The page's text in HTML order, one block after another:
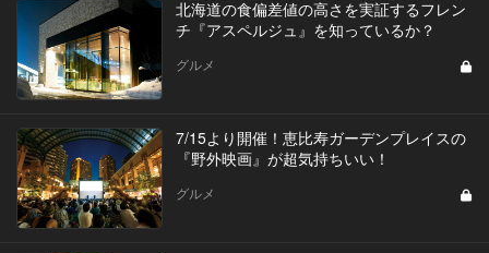
北海道の食偏差値の高さを実証するフレン
チ『アスペルジュ』を知っているか？
グルメ
7/15より開催！恵比寿ガーデンプレイスの
『野外映画』が超気持ちいい！
グルメ